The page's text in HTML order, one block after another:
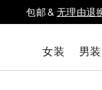
包邮 &无理由退
女装 男装